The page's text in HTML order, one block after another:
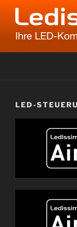
Zum
Inhalt
springen
LED-